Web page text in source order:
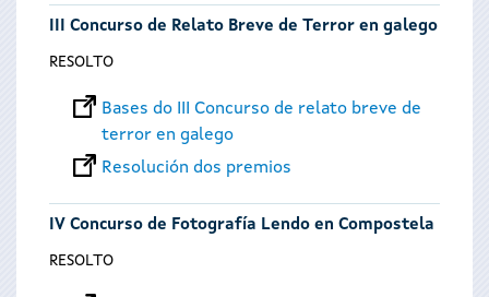
III Concurso de Relato Breve de Terror en galego
RESOLTO
Bases do III Concurso de relato breve de
terror en galego
Resolución dos premios
IV Concurso de Fotografía Lendo en Compostela
RESOLTO